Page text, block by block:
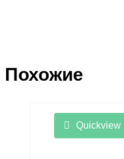
Похожие
Quickview